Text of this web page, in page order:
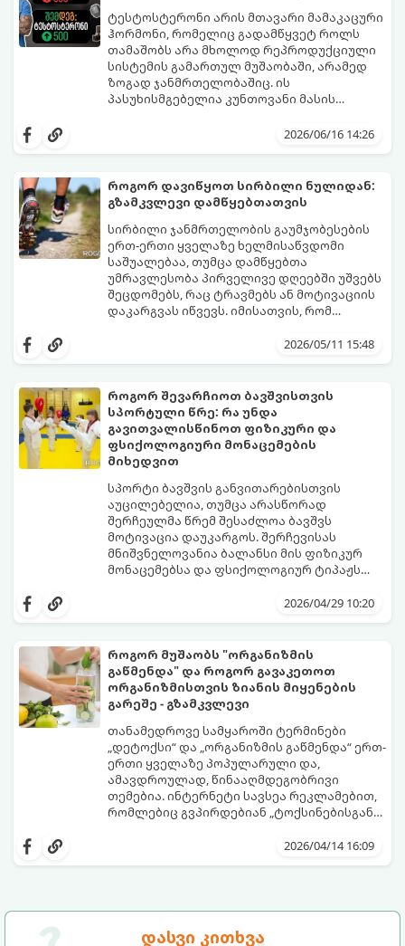
დასვი კითხვა
ტესტოსტერონი არის მთავარი მამაკაცური
ჰორმონი, რომელიც გადამწყვეტ როლს
თამაშობს არა მხოლოდ რეპროდუქციული
სისტემის გამართულ მუშაობაში, არამედ
ზოგად ჯანმრთელობაშიც. ის
პასუხისმგებელია კუნთოვანი მასის
დონეზე, გუნება-განწყობაზე,
ორგანიზმში ტესტოსტერონის დონე
თანამედროვე სტრესული ცხოვრების წესი,
არასწორი კვება და უმოძრაობა ამ პროცესს
კატასტროფულად აჩქარებს. დაბალი
ტესტოსტერონი იწვევს მუდმივ
დაღლილობას, დეპრესიას, კუნთების
განლევასა და ცხიმის დაგროვებას მუცლის
არეში.
სინთეტიკური ჰორმონალური თერაპიის
დაწყებამდე, რომელსაც ხშირად
სერიოზული გვერდითი ეფექტები აქვს,
უმჯობესია ორგანიზმს ტესტოსტერონის
გამომუშავებაში ბუნებრივი, მეცნიერულად
დადასტურებული გზებით დაეხმაროთ.
წარმოგიდგენთ ტესტოსტერონის
2026/06/16 14:26
როგორ დავიწყოთ სირბილი ნულიდან:
გზამკვლევი დამწყებთათვის
სირბილი ჯანმრთელობის გაუმჯობესების
ერთ-ერთი ყველაზე ხელმისაწვდომი
საშუალებაა, თუმცა დამწყებთა
უმრავლესობა პირველივე დღეებში უშვებს
შეცდომებს, რაც ტრავმებს ან მოტივაციის
დაკარგვას იწვევს. იმისათვის, რომ
ნაწილად იქცეს, მიჰყევით ამ ინსტრუქციას:
2026/05/11 15:48
როგორ შევარჩიოთ ბავშვისთვის
სპორტული წრე: რა უნდა
გავითვალისწინოთ ფიზიკური და
ფსიქოლოგიური მონაცემების
მიხედვით
სპორტი ბავშვის განვითარებისთვის
აუცილებელია, თუმცა არასწორად
შერჩეულმა წრემ შესაძლოა ბავშვს
მოტივაცია დაუკარგოს. შერჩევისას
მნიშვნელოვანია ბალანსი მის ფიზიკურ
მონაცემებსა და ფსიქოლოგიურ ტიპაჟს
2026/04/29 10:20
როგორ მუშაობს "ორგანიზმის
გაწმენდა" და როგორ გავაკეთოთ
ორგანიზმისთვის ზიანის მიყენების
გარეშე - გზამკვლევი
თანამედროვე სამყაროში ტერმინები
„დეტოქსი“ და „ორგანიზმის გაწმენდა“ ერთ-
ერთი ყველაზე პოპულარული და,
ამავდროულად, წინააღმდეგობრივი
თემებია. ინტერნეტი სავსეა რეკლამებით,
რომლებიც გვპირდებიან „ტოქსინებისგან
წვენების ან მკაცრი დიეტების მეშვეობით.
მათი ეფექტი და რას ფიქრობს ამაზე
2026/04/14 16:09